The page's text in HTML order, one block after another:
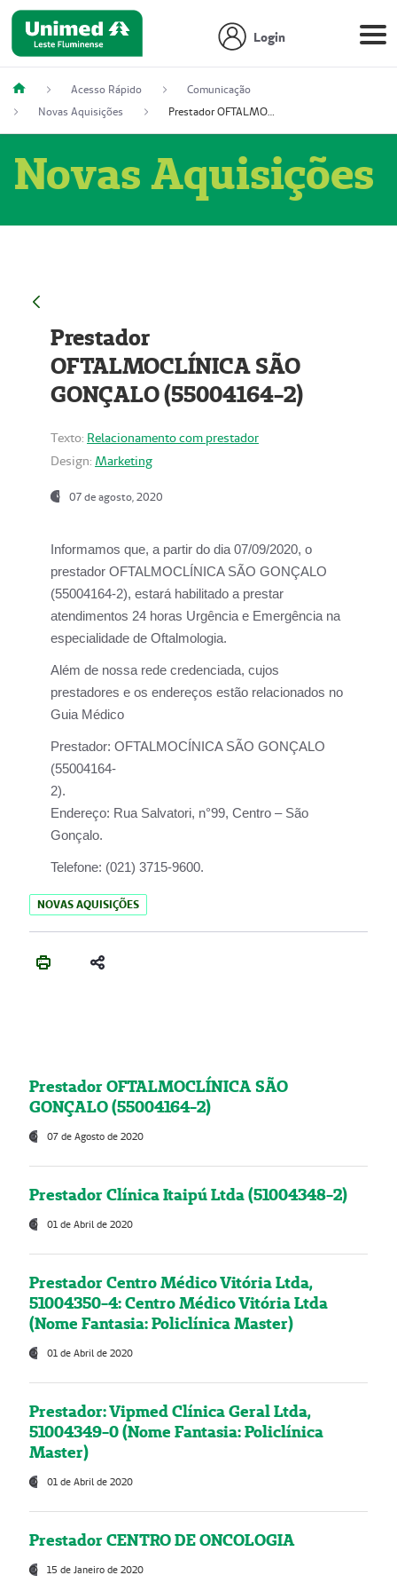
Login
Acesso Rápido
Comunicação
Novas Aquisições
Prestador OFTALMOCLÍNICA SÃO GONÇALO (55004164-2)
Novas Aquisições
Prestador
OFTALMOCLÍNICA SÃO
GONÇALO (55004164-2)
Texto: Relacionamento com prestador
Design: Marketing
07 de agosto, 2020
Informamos que, a partir do dia07/09/2020, o
prestador OFTALMOCLÍNICA SÃO GONÇALO
(55004164-2), estará habilitado a prestar
atendimentos 24 horas Urgência e Emergência na
especialidade de Oftalmologia.
Além de nossa rede credenciada, cujos
prestadores e os endereços estão relacionados no
Guia Médico
Prestador: OFTALMOCÍNICA SÃO GONÇALO
(55004164-
2).
Endereço: Rua Salvatori, n°99, Centro – São
Gonçalo.
Telefone: (021) 3715-9600.
NOVAS AQUISIÇÕES
Prestador OFTALMOCLÍNICA SÃO
GONÇALO (55004164-2)
07 de Agosto de 2020
Prestador Clínica Itaipú Ltda (51004348-2)
01 de Abril de 2020
Prestador Centro Médico Vitória Ltda,
51004350-4: Centro Médico Vitória Ltda
(Nome Fantasia: Policlínica Master)
01 de Abril de 2020
Prestador: Vipmed Clínica Geral Ltda,
51004349-0 (Nome Fantasia: Policlínica
Master)
01 de Abril de 2020
Prestador CENTRO DE ONCOLOGIA
15 de Janeiro de 2020